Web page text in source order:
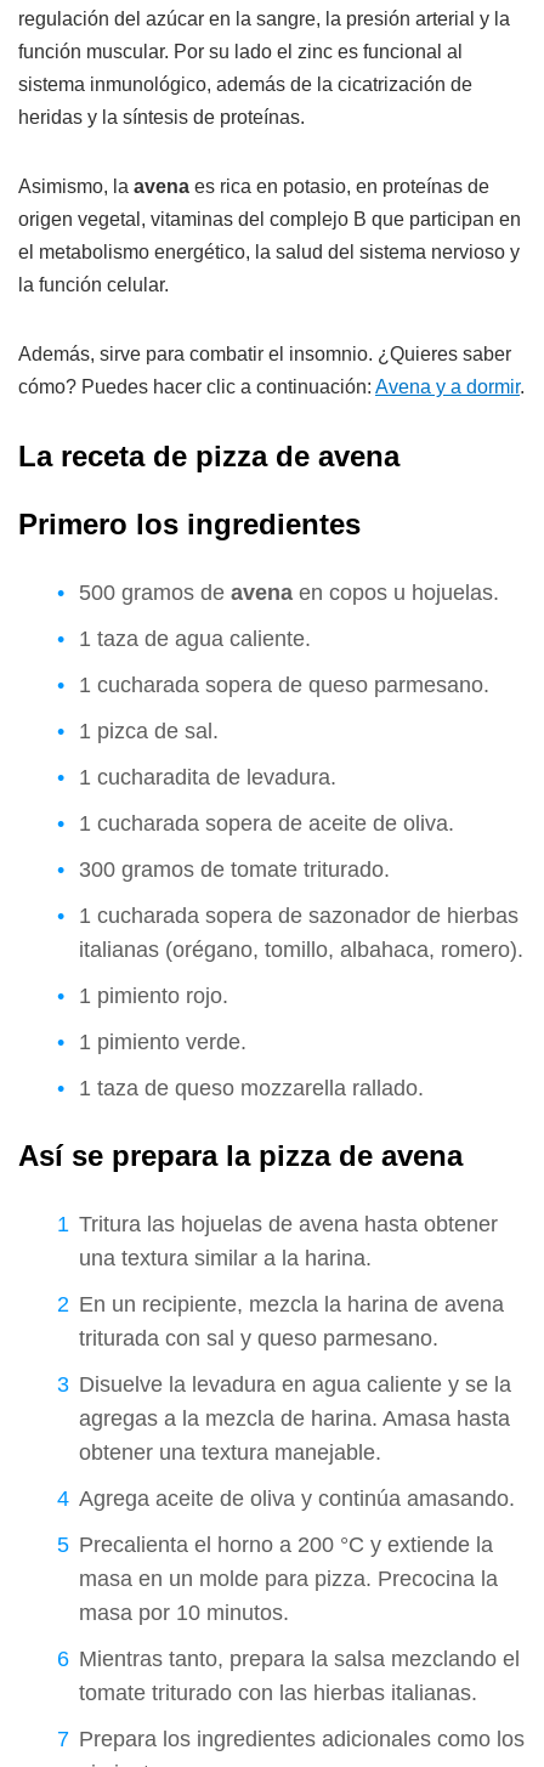
regulación del azúcar en la sangre, la presión arterial y la
función muscular. Por su lado el zinc es funcional al
sistema inmunológico, además de la cicatrización de
heridas y la síntesis de proteínas.
Asimismo, la avena es rica en potasio, en proteínas de
origen vegetal, vitaminas del complejo B que participan en
el metabolismo energético, la salud del sistema nervioso y
la función celular.
Además, sirve para combatir el insomnio. ¿Quieres saber
cómo? Puedes hacer clic a continuación: Avena y a dormir.
La receta de pizza de avena
Primero los ingredientes
500 gramos de avena en copos u hojuelas.
1 taza de agua caliente.
1 cucharada sopera de queso parmesano.
1 pizca de sal.
1 cucharadita de levadura.
1 cucharada sopera de aceite de oliva.
300 gramos de tomate triturado.
1 cucharada sopera de sazonador de hierbas
italianas (orégano, tomillo, albahaca, romero).
1 pimiento rojo.
1 pimiento verde.
1 taza de queso mozzarella rallado.
Así se prepara la pizza de avena
Tritura las hojuelas de avena hasta obtener
una textura similar a la harina.
En un recipiente, mezcla la harina de avena
triturada con sal y queso parmesano.
Disuelve la levadura en agua caliente y se la
agregas a la mezcla de harina. Amasa hasta
obtener una textura manejable.
Agrega aceite de oliva y continúa amasando.
Precalienta el horno a 200 °C y extiende la
masa en un molde para pizza. Precocina la
masa por 10 minutos.
Mientras tanto, prepara la salsa mezclando el
tomate triturado con las hierbas italianas.
Prepara los ingredientes adicionales como los